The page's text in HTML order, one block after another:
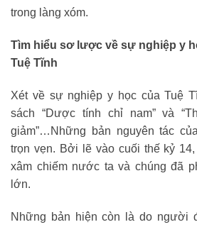
trong làng xóm.
Tìm hiểu sơ lược về sự nghiệp y
Tuệ Tĩnh
Xét về sự nghiệp y học của Tuệ
sách “Dược tính chỉ nam” và
giảm”…Những bản nguyên tác
trọn vẹn. Bởi lẽ vào cuối thế kỷ
xâm chiếm nước ta và chúng đã
lớn.
Những bản hiện còn là do người